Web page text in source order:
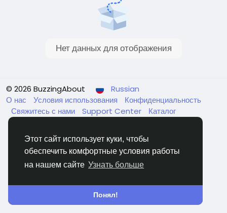
Этот сайт использует куки, чтобы
обеспечить комфортные условия работы
на нашем сайте Узнать больше
Понял!
Нет данных для отображения
© 2026 BuzzingAbout
Russian
О нас
Условия использования
Конфиденциальность
Свяжитесь с нами
Support Center Каталог